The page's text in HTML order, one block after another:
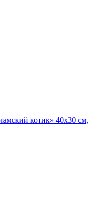
котик» 40x30 см,